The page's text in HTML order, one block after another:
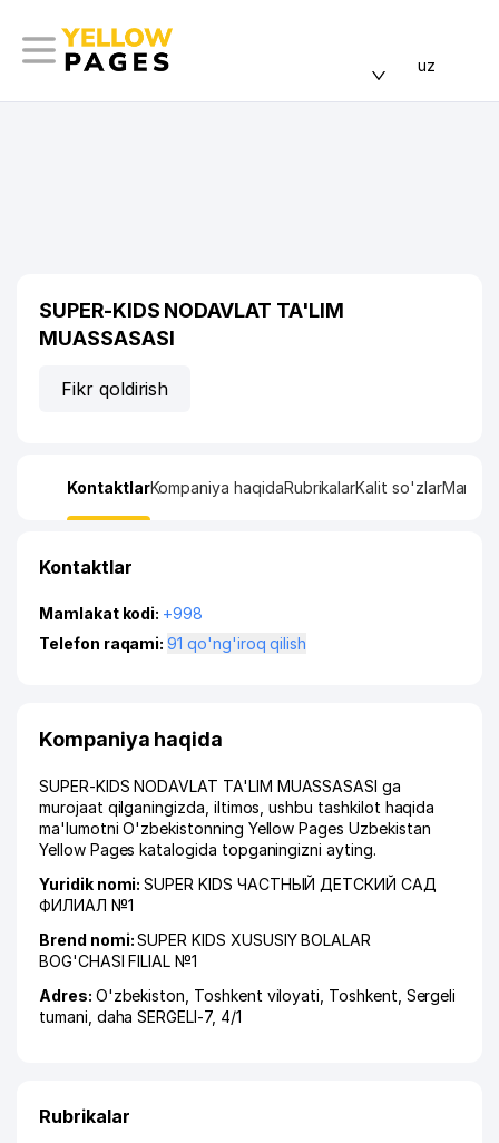
uz
SUPER-KIDS NODAVLAT TA'LIM
MUASSASASI
Fikr qoldirish
KontaktlarKompaniya haqidaRubrikalarKalit so'zlarManzil
Kontaktlar
Mamlakat kodi: +998
Telefon raqami:
91 qo'ng'iroq qilish
Kompaniya haqida
SUPER-KIDS NODAVLAT TA'LIM MUASSASASI ga
murojaat qilganingizda, iltimos, ushbu tashkilot haqida
ma'lumotni O'zbekistonning Yellow Pages Uzbekistan
Yellow Pages katalogida topganingizni ayting.
Yuridik nomi:SUPER KIDS ЧАСТНЫЙ ДЕТСКИЙ САД
ФИЛИАЛ №1
Brend nomi:SUPER KIDS XUSUSIY BOLALAR
BOG'CHASI FILIAL №1
Adres: O'zbekiston, Toshkent viloyati Toshkent Sergeli
tumani daha SERGELI-7, 4/1
Rubrikalar